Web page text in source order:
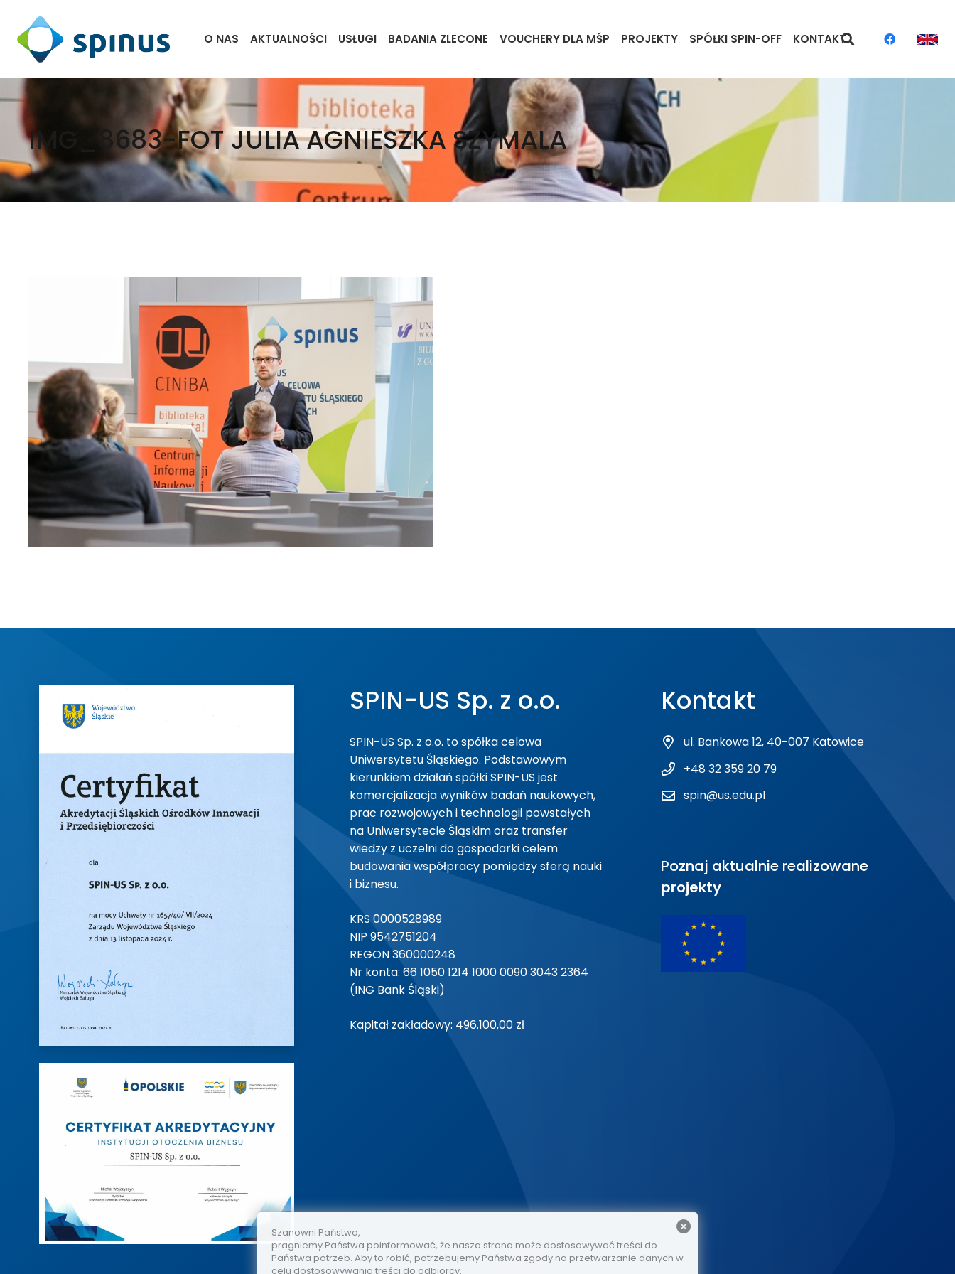
O NAS AKTUALNOŚCI USŁUGI BADANIA ZLECONE VOUCHERY DLA MŚP PROJEKTY SPÓŁKI SPIN-OFF KONTAKT
IMG_8683-FOT JULIA AGNIESZKA SZYMALA
SPIN-US Sp. z o.o.
SPIN-US Sp. z o.o. to spółka celowa
Uniwersytetu Śląskiego. Podstawowym
kierunkiem działań spółki SPIN-US jest
komercjalizacja wyników badań naukowych,
prac rozwojowych i technologii powstałych
na Uniwersytecie Śląskim oraz transfer
wiedzy z uczelni do gospodarki celem
budowania współpracy pomiędzy sferą nauki
i biznesu.
KRS 0000528989
NIP 9542751204
REGON 360000248
Nr konta: 66 1050 1214 1000 0090 3043 2364
(ING Bank Śląski)
Kapitał zakładowy: 496.100,00 zł
Kontakt
ul. Bankowa 12, 40-007 Katowice
+48 32 359 20 79
spin@us.edu.pl
Poznaj aktualnie realizowane
projekty
Szanowni Państwo,
pragniemy Państwa poinformować, że nasza strona może dostosowywać treści do
Państwa potrzeb. Aby to robić, potrzebujemy Państwa zgody na przetwarzanie danych w
celu dostosowywania treści do odbiorcy.